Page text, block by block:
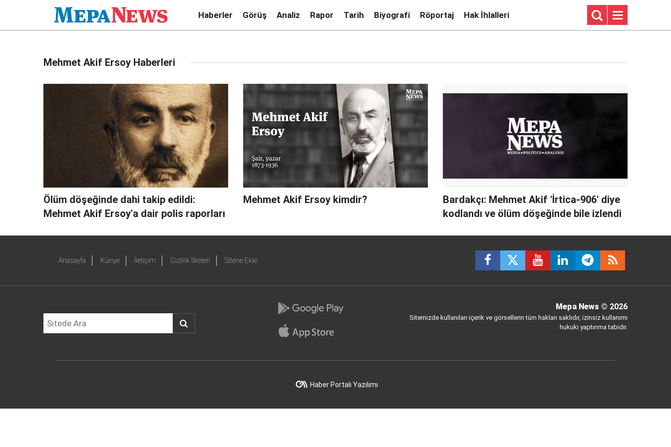
Haberler Görüş Analiz Rapor Tarih Biyografi Röportaj Hak İhlalleri
Mehmet Akif Ersoy Haberleri
Ölüm döşeğinde dahi takip edildi:
Mehmet Akif Ersoy'a dair polis raporları
Mehmet Akif Ersoy kimdir?
Bardakçı: Mehmet Akif 'İrtica-906' diye
kodlandı ve ölüm döşeğinde bile izlendi
Anasayfa Künye İletişim Gizlilik İlkeleri Sitene Ekle
Mepa News © 2026
Sitemizde kullanılan içerik ve görsellerin tüm hakları saklıdır, izinsiz kullanımı
hukuki yaptırıma tabidir.
Haber Portalı Yazılımı